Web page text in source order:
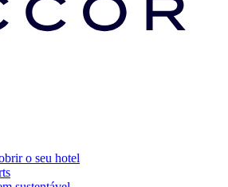
o seu hotel